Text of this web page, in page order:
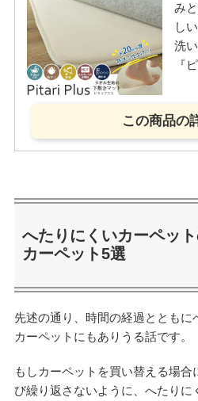
み
し
洗
『
この商品の
へたりにくいカーペッ
カーペット5選
先述の通り、時間の経過とともに
カーペットにもありうる話です。
もしカーペットを買い替える場
び繰り返さないように、へたりに